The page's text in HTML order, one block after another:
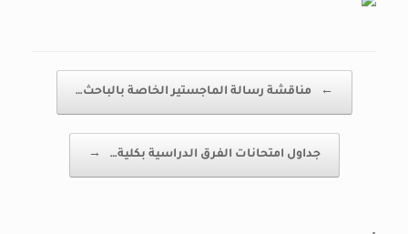
← مناقشة رسالة الماجستير الخاصة بالباحث…
جداول امتحانات الفرق الدراسية بكلية… →